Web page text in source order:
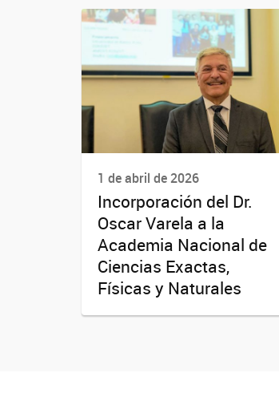
1 de abril de 2026
Incorporación del Dr.
Oscar Varela a la
Academia Nacional de
Ciencias Exactas,
Físicas y Naturales